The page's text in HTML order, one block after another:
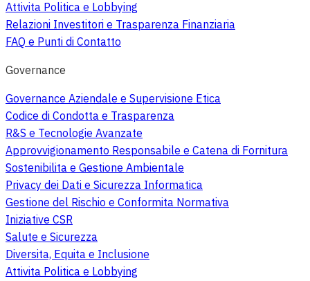
Attivita Politica e Lobbying
Relazioni Investitori e Trasparenza Finanziaria
FAQ e Punti di Contatto
Governance
Governance Aziendale e Supervisione Etica
Codice di Condotta e Trasparenza
R&S e Tecnologie Avanzate
Approvvigionamento Responsabile e Catena di Fornitura
Sostenibilita e Gestione Ambientale
Privacy dei Dati e Sicurezza Informatica
Gestione del Rischio e Conformita Normativa
Iniziative CSR
Salute e Sicurezza
Diversita, Equita e Inclusione
Attivita Politica e Lobbying